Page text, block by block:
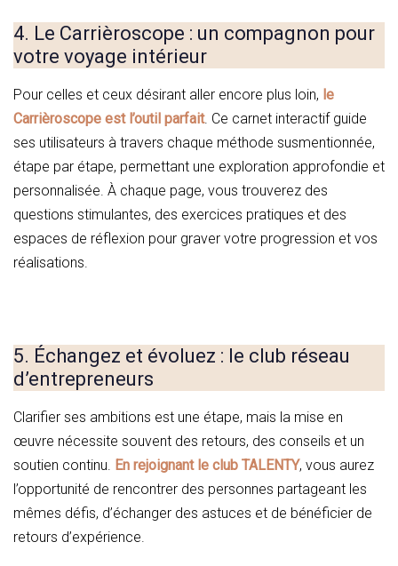
4. Le Carrièroscope : un compagnon pour
votre voyage intérieur
Pour celles et ceux désirant aller encore plus loin, le
Carrièroscope est l’outil parfait. Ce carnet interactif guide
ses utilisateurs à travers chaque méthode susmentionnée,
étape par étape, permettant une exploration approfondie et
personnalisée. À chaque page, vous trouverez des
questions stimulantes, des exercices pratiques et des
espaces de réflexion pour graver votre progression et vos
réalisations.
5. Échangez et évoluez : le club réseau
d’entrepreneurs
Clarifier ses ambitions est une étape, mais la mise en
œuvre nécessite souvent des retours, des conseils et un
soutien continu. En rejoignant le club TALENTY, vous aurez
l’opportunité de rencontrer des personnes partageant les
mêmes défis, d’échanger des astuces et de bénéficier de
retours d’expérience.